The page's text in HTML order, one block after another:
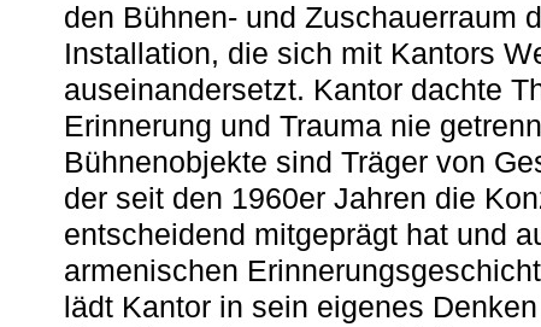
den Bühnen- und Zuschauerraum
Installation, die sich mit Kantors
auseinandersetzt. Kantor dachte
Erinnerung und Trauma nie
Bühnenobjekte sind Träger von
der seit den 1960er Jahren die
entscheidend mitgeprägt hat und
armenischen
lädt Kantor in sein eigenes